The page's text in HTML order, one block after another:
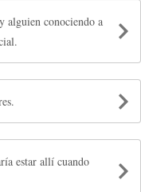
alguien conociendo a
estar allí cuando